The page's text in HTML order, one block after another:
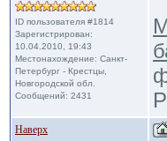
ID пользователя #1814
Зарегистрирован:
10.04.2010, 19:43
Местонахождение: Санкт-
Петербург - Крестцы,
Новгородской обл.
Сообщений: 2431
Наверх